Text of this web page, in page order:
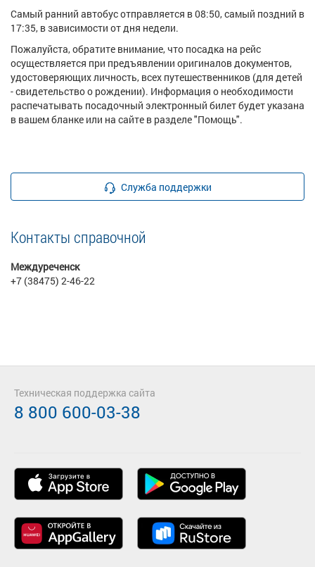
Самый ранний автобус отправляется в 08:50, самый поздний в
17:35, в зависимости от дня недели.
Пожалуйста, обратите внимание, что посадка на рейс
осуществляется при предъявлении оригиналов документов,
удостоверяющих личность, всех путешественников (для детей
- свидетельство о рождении). Информация о необходимости
распечатывать посадочный электронный билет будет указана
в вашем бланке или на сайте в разделе "Помощь".
Служба поддержки
Контакты справочной
Междуреченск
+7 (38475) 2-46-22
Техническая поддержка сайта
8 800 600-03-38